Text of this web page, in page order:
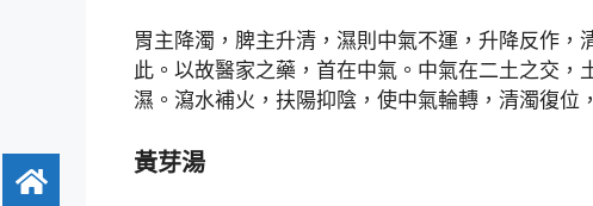
胃主降濁，脾主升清，濕則中氣不運，升降反作
此。以故醫家之藥，首在中氣。中氣在二土之交
濕。瀉水補火，扶陽抑陰，使中氣輪轉，清濁復位
黃芽湯